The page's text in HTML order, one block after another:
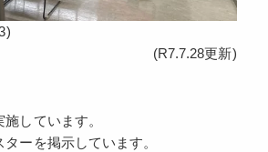
(R7.7.28更新)
しています。
ーを掲示しています。